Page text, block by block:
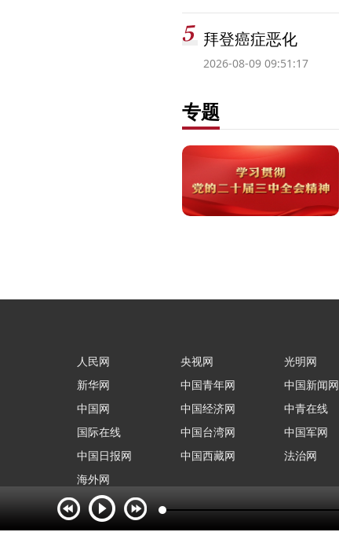
拜登癌症恶化
2026-08-09 09:51:17
专题
人民网
新华网
中国网
国际在线
中国日报网
海外网
央视网
中国青年网
中国经济网
中国台湾网
中国西藏网
光明网
中国新闻网
中青在线
中国军网
法治网